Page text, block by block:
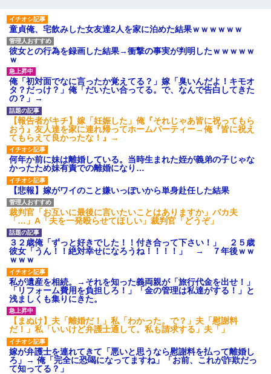
【速報】ルフィの幹部、懲役
20年に決定する←コレは妥当
か？？？？？？？
シャウエッセン公式、またこ
ういうのでいい丼をポスト
【画像】令和最新版の宇垣美
里さん←こう言うのでいいんだ
よが目一杯詰まってると話題にw
w w w w w w w w
AIさん、ドラクエ6を理想的に
アニメ化してしまう
間男が嫁と一緒に「お願いし
ます離婚してください。出来る
だけの償いはします。」とか言
ってきたからブチ切れて100発ぐ
らい殴る蹴るでフルボッコに...
ハードオフに売っていた4万
4000円のフィギュアがヤバすぎ
るｗｗｗｗｗｗ「こんな高い
の？ｗｗ」「逆に超安い」
私「ちょっと、人の家の金庫
触らないでよ！」キチママ『そ
こに金庫があったから、開けて
みようとしただけ☆』義兄「泥
は出てけ！二度と来るな！」結
果・・・
私「初めて飲む味だけどなん
のお茶？」彼「ちっ！」私「」
【GIF】JSのカンチョーワロ
タ
後続車にクラクションを鳴ら
され彼氏が逆切れ。「何クラク
ション鳴らしてんだ！降りてこ
いよ！」と怒鳴りだし...
【衝撃】報酬100万円超の治験
募集がこちらｗｗｗｗｗ(※画像
あり)
【驚愕】サークルで付き合っ
から直接電話が来たんだがｗｗ
の奥さんから「掃除機の音がう
るさい」と苦情があった。静か
に暮らしていたはずなのに、原
転校生と仲良くなってその子
の家に遊びに行ったら私が小さ
い頃に撮った写真があった
で脳腫瘍手術→“腫瘍の無い部
位”を摘出 2度「腫瘍ではな
い」と出るも続行、脳幹損傷
パートの面接で号泣しながら
ていけないんです」って熱弁し
てた人がいた
みたよ
童貞俺、宅飲みした女友達2人を家に泊めた結果ｗｗｗｗｗｗ
彼女との行為を録画した結果→衝撃の事実が判明したｗｗｗｗｗ
ｗ
俺「初対面でなに言ったか覚えてる？」嫁「臭いんだよ！キモオ
タ？だっけ？」俺「だいたい合ってる。で、なんで告白してきた
の？」→
【報告者がキチ】嫁「妊娠した」俺『それじゃあ皆に祝ってもら
おう』友人達を家に連れ帰ってホームパーティー→俺『皆に祝え
てもらえて良かったな！』→
何年か前に妹は離婚している。当時生まれた姪が義弟の子じゃな
かったため妹有責での離婚になり…
【悲報】嫁がワイのこと嫌いっぽいから単身赴任した結果
裁判官「お互いに最後に言いたいことはありますか」バカ夫
「…」A「夫を一発殴らせてほしい」裁判官「どうぞ」
３２歳俺「ずっと好きでした！！付き合って下さい！」 ２５歳
彼女「うん！！絶対幸せになろうね！！！！」 → ７年後ｗｗ
ｗｗｗ
私が遺産を相続。→それを知った義両親が「旅行代金を出せ！」
「リフォーム費用を負担しろ！」「金の管理は私達がする！」と
浅ましくも集りにきた。
【まぬけ】夫「離婚だ！」私「わかった。で？」夫「慰謝料
だ！」私「いいけど弁護士通して。私も請求する」夫「」
嫁が弁護士を連れてきて「悪いと思うなら慰謝料を払って離婚し
ろ」→ 俺「完全に恐喝になってますね」「お前、これが詐欺だっ
て知ってる？」